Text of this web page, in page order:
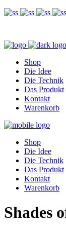
Shop
Die Idee
Die Technik
Das Produkt
Kontakt
Warenkorb
Shop
Die Idee
Die Technik
Das Produkt
Kontakt
Warenkorb
Shades